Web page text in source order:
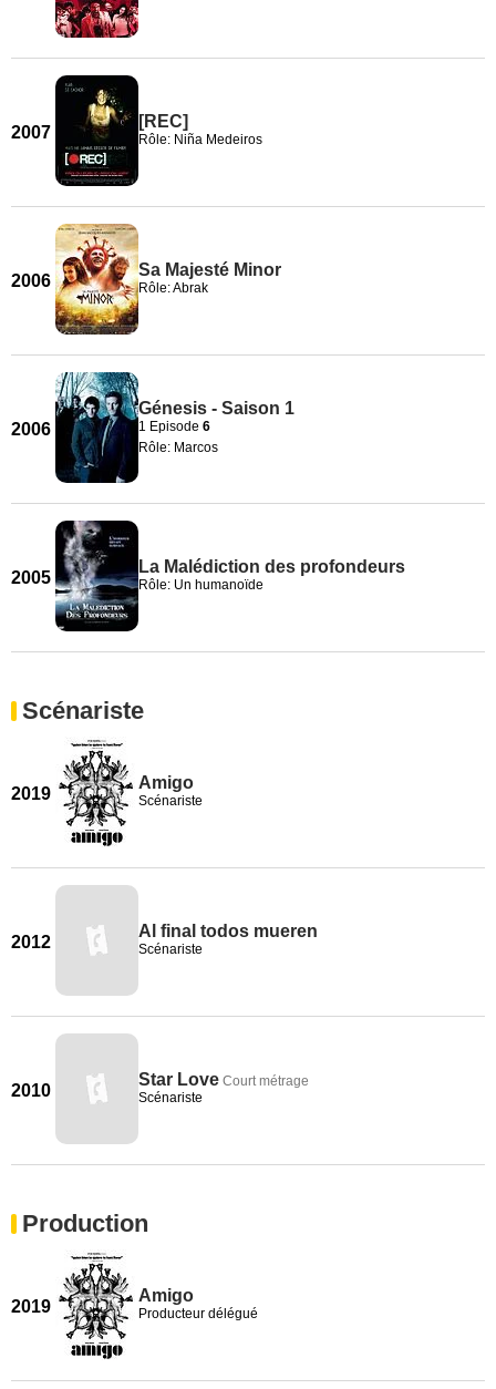
2007
[REC]
Rôle: Niña Medeiros
2006
Sa Majesté Minor
Rôle: Abrak
2006
Génesis - Saison 1
1 Episode 6
Rôle: Marcos
2005
La Malédiction des profondeurs
Rôle: Un humanoïde
Scénariste
2019
Amigo
Scénariste
2012
Al final todos mueren
Scénariste
2010
Star Love Court métrage
Scénariste
Production
2019
Amigo
Producteur délégué